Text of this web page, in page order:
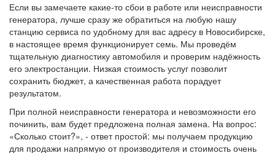
Если вы замечаете какие-то сбои в работе или неисправности
генератора, лучше сразу же обратиться на любую нашу
станцию сервиса по удобному для вас адресу в Новосибирске,
в настоящее время функционирует семь. Мы проведём
тщательную диагностику автомобиля и проверим надёжность
его электростанции. Низкая стоимость услуг позволит
сохранить бюджет, а качественная работа порадует
результатом.
При полной неисправности генератора и невозможности его
починить, вам будет предложена полная замена. На вопрос:
«Сколько стоит?», - ответ простой: мы получаем продукцию
для продажи напрямую от производителя и стоимость очень